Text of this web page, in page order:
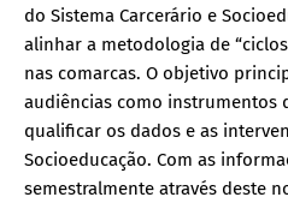
do Sistema Carcerário e
alinhar a metodologia de
nas comarcas. O objetivo
audiências como instrumentos
qualificar os dados e as
Socioeducação. Com as
semestralmente através deste